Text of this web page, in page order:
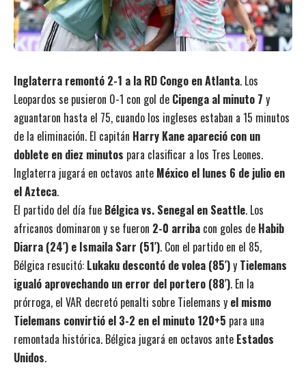
Inglaterra remontó 2-1 a la RD Congo en Atlanta. Los
Leopardos se pusieron 0-1 con gol de Cipenga al minuto 7 y
aguantaron hasta el 75, cuando los ingleses estaban a 15 minutos
de la eliminación. El capitán Harry Kane apareció con un
doblete en diez minutos para clasificar a los Tres Leones.
Inglaterra jugará en octavos ante México el lunes 6 de julio en
el Azteca.
El partido del día fue Bélgica vs. Senegal en Seattle. Los
africanos dominaron y se fueron 2-0 arriba con goles de Habib
Diarra (24′) e Ismaila Sarr (51′). Con el partido en el 85,
Bélgica resucitó: Lukaku descontó de volea (85′)y Tielemans
igualó aprovechando un error del portero (88′). En la
prórroga, el VAR decretó penalti sobre Tielemans y el mismo
Tielemans convirtió el 3-2 en el minuto 120+5 para una
remontada histórica. Bélgica jugará en octavos ante Estados
Unidos.